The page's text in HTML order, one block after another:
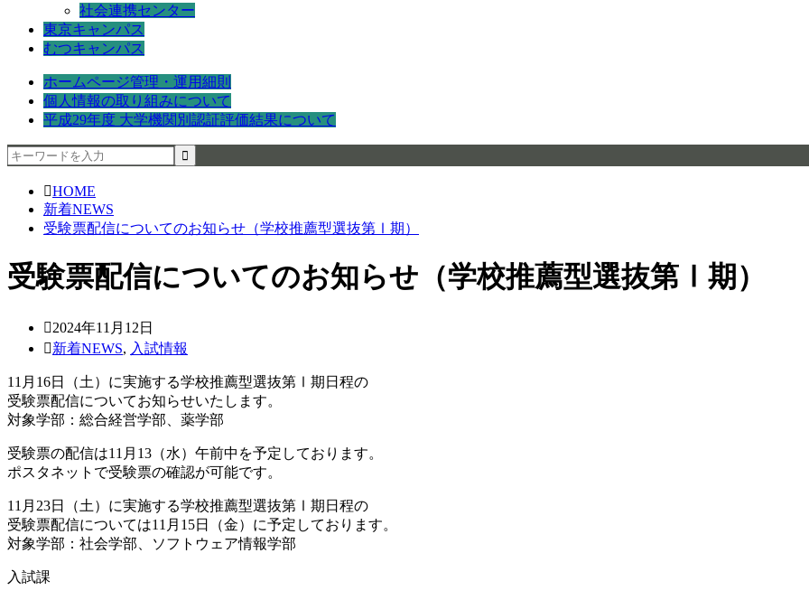
社会連携センター
東京キャンパス
むつキャンパス
ホームページ管理・運用細則
個人情報の取り組みについて
平成29年度 大学機関別認証評価結果について
HOME
新着NEWS
受験票配信についてのお知らせ（学校推薦型選抜第Ⅰ期）
受験票配信についてのお知らせ（学校推薦型選抜第Ⅰ期）
2024年11月12日
新着NEWS, 入試情報
11月16日（土）に実施する学校推薦型選抜第Ⅰ期日程の
受験票配信についてお知らせいたします。
対象学部：総合経営学部、薬学部
受験票の配信は11月13（水）午前中を予定しております。
ポスタネットで受験票の確認が可能です。
11月23日（土）に実施する学校推薦型選抜第Ⅰ期日程の
受験票配信については11月15日（金）に予定しております。
対象学部：社会学部、ソフトウェア情報学部
入試課